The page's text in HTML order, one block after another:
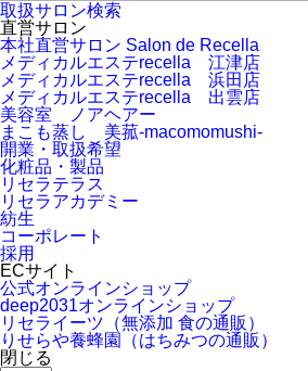
取扱サロン検索
直営サロン
本社直営サロン Salon de Recella
メディカルエステrecella 江津店
メディカルエステrecella 浜田店
メディカルエステrecella 出雲店
美容室 ノアヘアー
まこも蒸し 美菰-macomomushi-
開業・取扱希望
化粧品・製品
リセラテラス
リセラアカデミー
紡生
コーポレート
採用
ECサイト
公式オンラインショップ
deep2031オンラインショップ
リセライーツ （無添加 食の通販）
りせらや養蜂園
（はちみつの通販）
閉じる
こだわりの製
SERIES#01 私
たちについて
SERIES#02 水
へのこだわり
SERIES#03 無
添加化粧品に
認定者在籍サ
ロンを探す
肌改善のプロ
がいるサロン
を探す